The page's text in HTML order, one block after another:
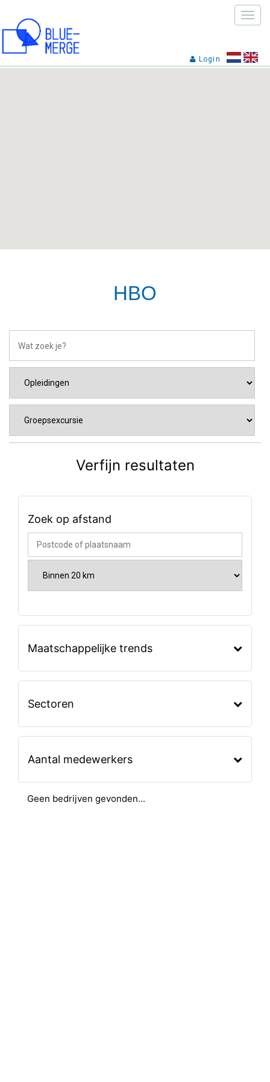
Toggle
Login
HBO
Verfijn resultaten
Zoek op afstand
Maatschappelijke trends
Sectoren
Aantal medewerkers
Geen bedrijven gevonden...